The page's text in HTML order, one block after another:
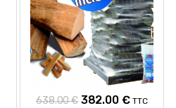
638.00€ Le
382.00 €Le
TTC